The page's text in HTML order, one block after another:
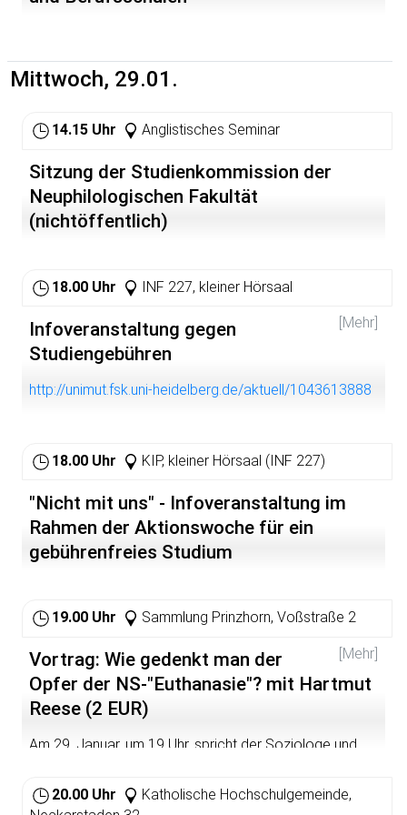
persönliche Eindrücke und Erlebnisse. Dem Autor gelingt
es, die Persönlichkeit des Che in ihrer Komplexität zu
zu erzählen. Er schreibt in Erinnerung an viele Gespräche
Guevaras, seine kritische Haltung zu den sozialistischen
Staaten und seine Bewertung des Kapitalismus.
Mittwoch, 29.01.
14.15 Uhr Anglistisches Seminar
Sitzung der Studienkommission der
Neuphilologischen Fakultät
(nichtöffentlich)
18.00 Uhr INF 227, kleiner Hörsaal
[Mehr]
Infoveranstaltung gegen
Studiengebühren
http://unimut.fsk.uni-heidelberg.de/aktuell/1043613888
18.00 Uhr KIP, kleiner Hörsaal (INF 227)
"Nicht mit uns" - Infoveranstaltung im
Rahmen der Aktionswoche für ein
gebührenfreies Studium
19.00 Uhr Sammlung Prinzhorn, Voßstraße 2
[Mehr]
Vortrag: Wie gedenkt man der
Opfer der NS-"Euthanasie"? mit Hartmut
Reese (2 EUR)
Am 29. Januar, um 19 Uhr, spricht der Soziologe und
Gedenkstätte Schloss Hartheim für die Opfer der so
20.00 Uhr
Katholische Hochschulgemeinde,